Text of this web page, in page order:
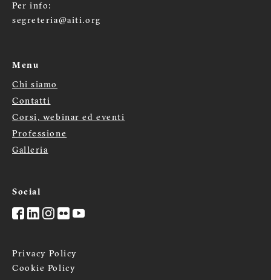
Per info:
segreteria@aiti.org
Menu
Menù
footer
Chi siamo
Contatti
Corsi, webinar ed eventi
Professione
Galleria
Social
Privacy Policy
Cookie Policy